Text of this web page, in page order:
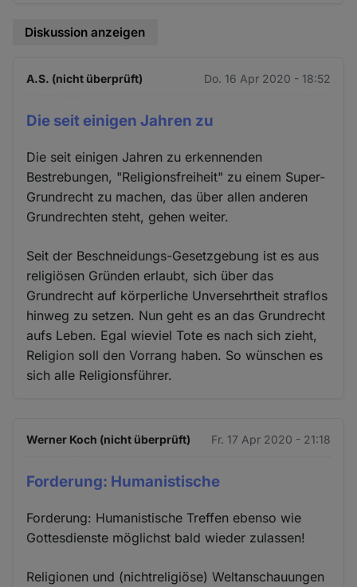
Diskussion anzeigen
A.S. (nicht überprüft) Do. 16 Apr 2020 - 18:52
Die seit einigen Jahren zu
Die seit einigen Jahren zu erkennenden
Bestrebungen, "Religionsfreiheit" zu einem Super-
Grundrecht zu machen, das über allen anderen
Grundrechten steht, gehen weiter.
Seit der Beschneidungs-Gesetzgebung ist es aus
religiösen Gründen erlaubt, sich über das
Grundrecht auf körperliche Unversehrtheit straflos
hinweg zu setzen. Nun geht es an das Grundrecht
aufs Leben. Egal wieviel Tote es nach sich zieht,
Religion soll den Vorrang haben. So wünschen es
sich alle Religionsführer.
Werner Koch (nicht überprüft) Fr. 17 Apr 2020 - 21:18
Forderung: Humanistische
Forderung: Humanistische Treffen ebenso wie
Gottesdienste möglichst bald wieder zulassen!
Religionen und (nichtreligiöse) Weltanschauungen